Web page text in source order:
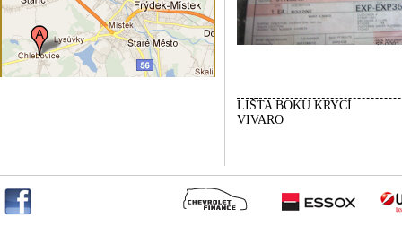
LIŠTA BOKU KRYCÍ
VIVARO